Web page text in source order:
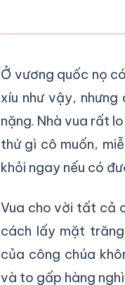
Ở vương quốc nọ
xíu như vậy,
nặng. Nhà vua rất
thứ gì cô muốn,
khỏi ngay nếu có
Vua cho vời tất cả
cách lấy mặt
của công chúa
và to gấp hàng